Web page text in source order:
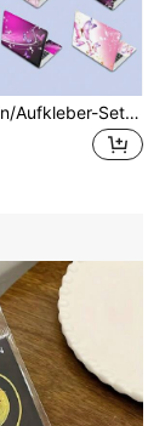
15-Zoll Laptop Skin/Aufkleber-Set mit niedlichem Schmetterlings-Muster